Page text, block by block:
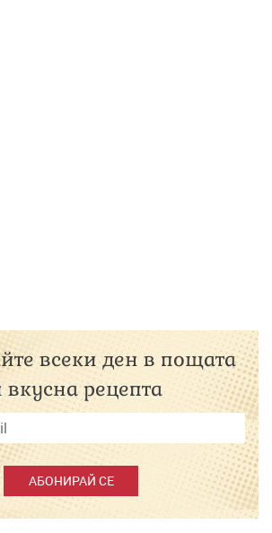
всеки ден в пощата
вкусна рецепта
АБОНИРАЙ СЕ